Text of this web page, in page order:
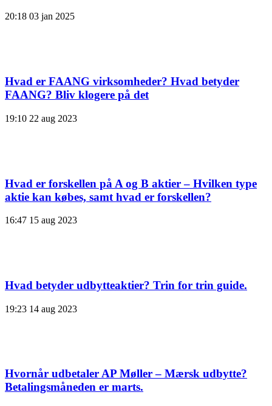
20:18 03 jan 2025
Hvad er FAANG virksomheder? Hvad betyder
FAANG? Bliv klogere på det
19:10 22 aug 2023
Hvad er forskellen på A og B aktier – Hvilken type
aktie kan købes, samt hvad er forskellen?
16:47 15 aug 2023
Hvad betyder udbytteaktier? Trin for trin guide.
19:23 14 aug 2023
Hvornår udbetaler AP Møller – Mærsk udbytte?
Betalingsmåneden er marts.